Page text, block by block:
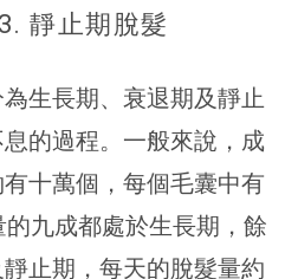
靜止期 脫髮
生長期、衰退期及靜止
的過程。一般來說，成
十萬個，每個毛囊中有
九成都處於生長期，餘
止期，每天的脫髮量約